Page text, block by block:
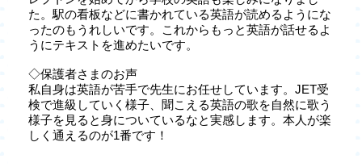
た。駅の看板などに書かれている英語が読めるようにな
ったのもうれしいです。これからもっと英語が話せるよ
うにテキストを進めたいです。
◇保護者さまのお声
私自身は英語が苦手で先生にお任せしています。JET受
検で進級していく様子、聞こえる英語の歌を自然に歌う
様子を見ると身についているなと実感します。本人が楽
しく通えるのが1番です！